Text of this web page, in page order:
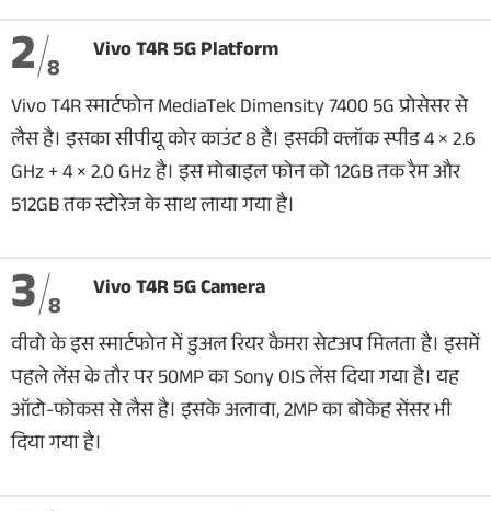
2 8
Vivo T4R 5G Platform
Vivo T4R स्मार्टफोन MediaTek Dimensity 7400 5G प्रोसेसर से
लैस है। इसका सीपीयू कोर काउंट 8 है। इसकी क्लॉक स्पीड 4 × 2.6
GHz + 4 × 2.0 GHz है। इस मोबाइल फोन को 12GB तक रैम और
512GB तक स्टोरेज के साथ लाया गया है।
3 8
Vivo T4R 5G Camera
वीवो के इस स्मार्टफोन में डुअल रियर कैमरा सेटअप मिलता है। इसमें
पहले लेंस के तौर पर 50MP का Sony OIS लेंस दिया गया है। यह
ऑटो-फोकस से लैस है। इसके अलावा, 2MP का बोकेह सेंसर भी
दिया गया है।